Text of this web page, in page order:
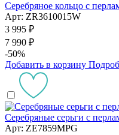
Серебряное кольцо с
Арт: ZR3610015W
3 995 ₽
7 990 ₽
-50%
Добавить в корзину
Серебряные серьги с
Арт: ZE7859MPG